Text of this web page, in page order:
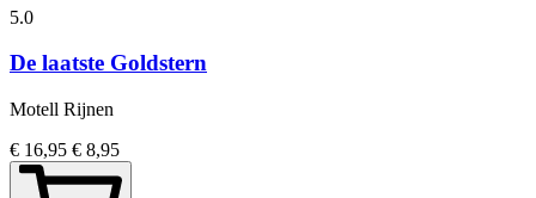
5.0
De laatste Goldstern
Motell Rijnen
€ 16,95 € 8,95